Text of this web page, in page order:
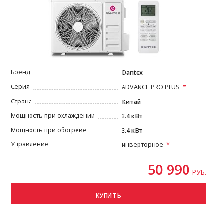
Бренд
Dantex
Серия
ADVANCE PRO PLUS
Страна
Китай
Мощность при охлаждении
3.4 кВт
Мощность при обогреве
3.4 кВт
Управление
инверторное
50 990 РУБ.
КУПИТЬ